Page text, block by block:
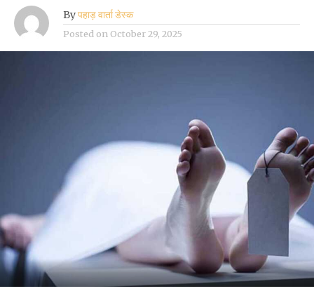
Byपहाड़ वार्ता डेस्क
Posted on October 29, 2025